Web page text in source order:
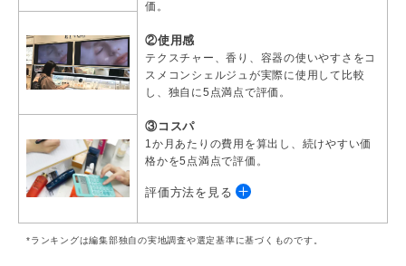
価。
②使用感
テクスチャー、香り、容器の使いやすさをコ
スメコンシェルジュが実際に使用して比較
し、独自に5点満点で評価。
③コスパ
1か月あたりの費用を算出し、続けやすい価
格かを5点満点で評価。
評価方法を見る
​​​​​​【口コミ】
期間：2024年8月27日～9月10日
*ランキングは編集部独自の実地調査や選定基準に基づくものです。